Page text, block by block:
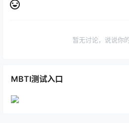
暂无讨论，说说你
MBTI测试入口